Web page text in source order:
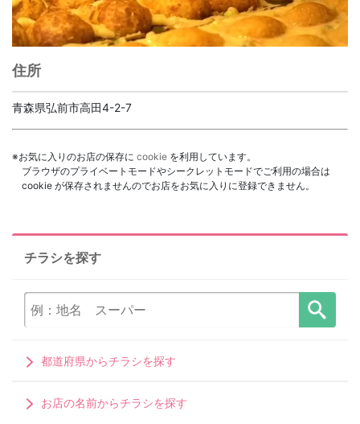
住所
青森県弘前市高田4-2-7
※お気に入りのお店の保存に cookie を利用しています。
ブラウザのプライベートモードやシークレットモードでご利用の場合は
cookie が保存されませんのでお店をお気に入りに登録できません。
チラシを探す
都道府県からチラシを探す
お店の名前からチラシを探す